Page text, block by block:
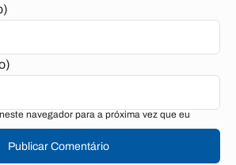
navegador para a próxima vez que eu
Publicar Comentário